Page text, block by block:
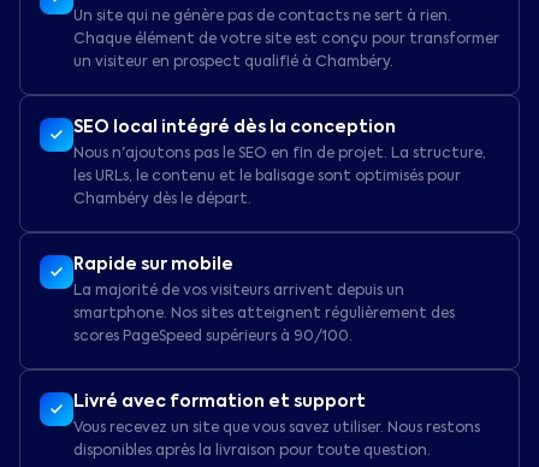
Un site qui ne génère pas de contacts ne sert à rien.
Chaque élément de votre site est conçu pour transformer
un visiteur en prospect qualifié à Chambéry.
SEO local intégré dès la conception
Nous n'ajoutons pas le SEO en fin de projet. La structure,
les URLs, le contenu et le balisage sont optimisés pour
Chambéry dès le départ.
Rapide sur mobile
La majorité de vos visiteurs arrivent depuis un
smartphone. Nos sites atteignent régulièrement des
scores PageSpeed supérieurs à 90/100.
Livré avec formation et support
Vous recevez un site que vous savez utiliser. Nous restons
disponibles après la livraison pour toute question.